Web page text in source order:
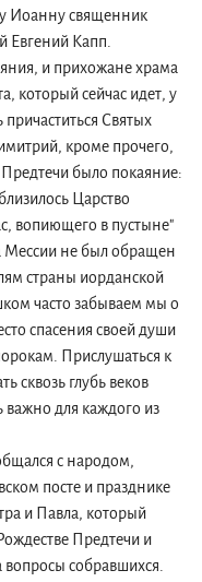
Иоанну священник
Евгений Капп.
и прихожане храма
который сейчас идет, у
Святых
кроме прочего,
было покаяние:
Царство
вопиющего в пустыне"
Мессии не был обращен
страны иорданской
часто забываем мы о
спасения своей души
Прислушаться к
сквозь глубь веков
важно для каждого из
с народом,
посте и празднике
и Павла, который
Предтечи и
вопросы собравшихся.